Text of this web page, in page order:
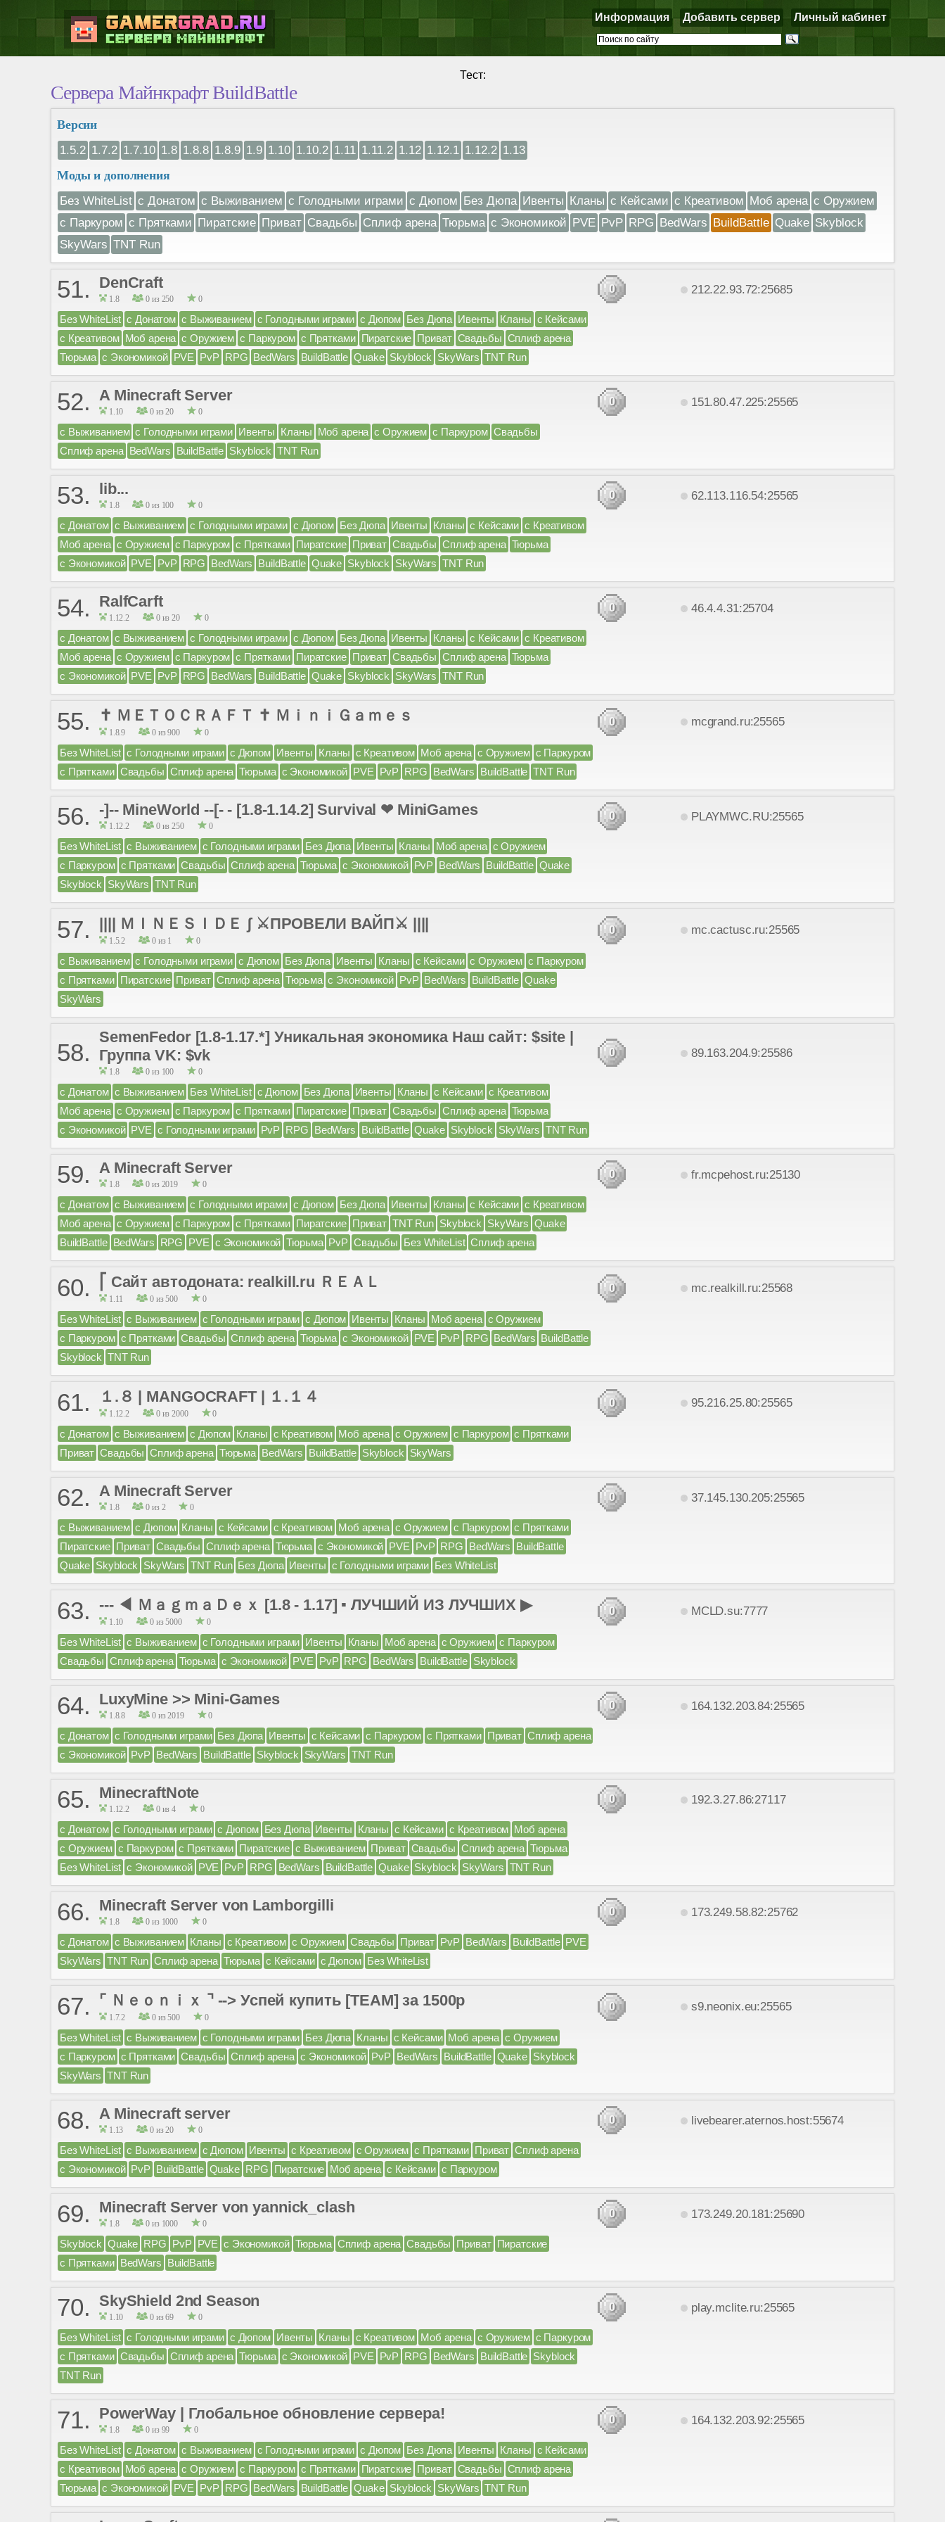
Информация Добавить сервер Личный кабинет
Тест:
Сервера Майнкрафт BuildBattle
Версии
1.5.2 1.7.2 1.7.10 1.8 1.8.8 1.8.9 1.9 1.10 1.10.2 1.11 1.11.2 1.12 1.12.1 1.12.2 1.13
Моды и дополнения
Без WhiteList с Донатом с Выживанием с Голодными играми с Дюпом Без Дюпа Ивенты Кланы с Кейсами с Креативом Моб арена с Оружием
с Паркуром с Прятками Пиратские Приват Свадьбы Сплиф арена Тюрьма с Экономикой PVE PvP RPG BedWars BuildBattle Quake Skyblock
SkyWars TNT Run
51. DenCraft
1.8 0 из 250 0
0 212.22.93.72:25685
Без WhiteList с Донатом с Выживанием с Голодными играми с Дюпом Без Дюпа Ивенты Кланы с Кейсами
с Креативом Моб арена с Оружием с Паркуром с Прятками Пиратские Приват Свадьбы Сплиф арена
Тюрьма с Экономикой PVE PvP RPG BedWars BuildBattle Quake Skyblock SkyWars TNT Run
52. A Minecraft Server
1.10 0 из 20 0
0 151.80.47.225:25565
с Выживанием с Голодными играми Ивенты Кланы Моб арена с Оружием с Паркуром Свадьбы
Сплиф арена BedWars BuildBattle Skyblock TNT Run
53. lib...
1.8 0 из 100 0
0 62.113.116.54:25565
с Донатом с Выживанием с Голодными играми с Дюпом Без Дюпа Ивенты Кланы с Кейсами с Креативом
Моб арена с Оружием с Паркуром с Прятками Пиратские Приват Свадьбы Сплиф арена Тюрьма
с Экономикой PVE PvP RPG BedWars BuildBattle Quake Skyblock SkyWars TNT Run
54. RalfCarft
1.12.2 0 из 20 0
0 46.4.4.31:25704
с Донатом с Выживанием с Голодными играми с Дюпом Без Дюпа Ивенты Кланы с Кейсами с Креативом
Моб арена с Оружием с Паркуром с Прятками Пиратские Приват Свадьбы Сплиф арена Тюрьма
с Экономикой PVE PvP RPG BedWars BuildBattle Quake Skyblock SkyWars TNT Run
55. ✝ ＭＥＴＯＣＲＡＦＴ ✝ ＭｉｎｉＧａｍｅｓ
1.8.9 0 из 900 0
0 mcgrand.ru:25565
Без WhiteList с Голодными играми с Дюпом Ивенты Кланы с Креативом Моб арена с Оружием с Паркуром
с Прятками Свадьбы Сплиф арена Тюрьма с Экономикой PVE PvP RPG BedWars BuildBattle TNT Run
56. -]-- MineWorld --[- - [1.8-1.14.2] Survival ❤ MiniGames
1.12.2 0 из 250 0
0 PLAYMWC.RU:25565
Без WhiteList с Выживанием с Голодными играми Без Дюпа Ивенты Кланы Моб арена с Оружием
с Паркуром с Прятками Свадьбы Сплиф арена Тюрьма с Экономикой PvP BedWars BuildBattle Quake
Skyblock SkyWars TNT Run
57. |||| ＭＩＮＥＳＩＤＥ ʃ ⚔ПРОВЕЛИ ВАЙП⚔ ||||
1.5.2 0 из 1 0
0 mc.cactusc.ru:25565
с Выживанием с Голодными играми с Дюпом Без Дюпа Ивенты Кланы с Кейсами с Оружием с Паркуром
с Прятками Пиратские Приват Сплиф арена Тюрьма с Экономикой PvP BedWars BuildBattle Quake
SkyWars
58.
SemenFedor [1.8-1.17.*] Уникальная экономика Наш сайт: $site |
Группа VK: $vk
1.8 0 из 100 0
0 89.163.204.9:25586
с Донатом с Выживанием Без WhiteList с Дюпом Без Дюпа Ивенты Кланы с Кейсами с Креативом
Моб арена с Оружием с Паркуром с Прятками Пиратские Приват Свадьбы Сплиф арена Тюрьма
с Экономикой PVE с Голодными играми PvP RPG BedWars BuildBattle Quake Skyblock SkyWars TNT Run
59. A Minecraft Server
1.8 0 из 2019 0
0 fr.mcpehost.ru:25130
с Донатом с Выживанием с Голодными играми с Дюпом Без Дюпа Ивенты Кланы с Кейсами с Креативом
Моб арена с Оружием с Паркуром с Прятками Пиратские Приват TNT Run Skyblock SkyWars Quake
BuildBattle BedWars RPG PVE с Экономикой Тюрьма PvP Свадьбы Без WhiteList Сплиф арена
60. ⎡ Сайт автодоната: realkill.ru ＲＥＡＬ
1.11 0 из 500 0
0 mc.realkill.ru:25568
Без WhiteList с Выживанием с Голодными играми с Дюпом Ивенты Кланы Моб арена с Оружием
с Паркуром с Прятками Свадьбы Сплиф арена Тюрьма с Экономикой PVE PvP RPG BedWars BuildBattle
Skyblock TNT Run
61. １.８ | MANGOCRAFT | １.１４
1.12.2 0 из 2000 0
0 95.216.25.80:25565
с Донатом с Выживанием с Дюпом Кланы с Креативом Моб арена с Оружием с Паркуром с Прятками
Приват Свадьбы Сплиф арена Тюрьма BedWars BuildBattle Skyblock SkyWars
62. A Minecraft Server
1.8 0 из 2 0
0 37.145.130.205:25565
с Выживанием с Дюпом Кланы с Кейсами с Креативом Моб арена с Оружием с Паркуром с Прятками
Пиратские Приват Свадьбы Сплиф арена Тюрьма с Экономикой PVE PvP RPG BedWars BuildBattle
Quake Skyblock SkyWars TNT Run Без Дюпа Ивенты с Голодными играми Без WhiteList
63. --- ◀ ＭａｇｍａＤｅｘ [1.8 - 1.17] ▪ ЛУЧШИЙ ИЗ ЛУЧШИХ ▶
1.10 0 из 5000 0
0 MCLD.su:7777
Без WhiteList с Выживанием с Голодными играми Ивенты Кланы Моб арена с Оружием с Паркуром
Свадьбы Сплиф арена Тюрьма с Экономикой PVE PvP RPG BedWars BuildBattle Skyblock
64. LuxyMine >> Mini-Games
1.8.8 0 из 2019 0
0 164.132.203.84:25565
с Донатом с Голодными играми Без Дюпа Ивенты с Кейсами с Паркуром с Прятками Приват Сплиф арена
с Экономикой PvP BedWars BuildBattle Skyblock SkyWars TNT Run
65. MinecraftNote
1.12.2 0 из 4 0
0 192.3.27.86:27117
с Донатом с Голодными играми с Дюпом Без Дюпа Ивенты Кланы с Кейсами с Креативом Моб арена
с Оружием с Паркуром с Прятками Пиратские с Выживанием Приват Свадьбы Сплиф арена Тюрьма
Без WhiteList с Экономикой PVE PvP RPG BedWars BuildBattle Quake Skyblock SkyWars TNT Run
66. Minecraft Server von Lamborgilli
1.8 0 из 1000 0
0 173.249.58.82:25762
с Донатом с Выживанием Кланы с Креативом с Оружием Свадьбы Приват PvP BedWars BuildBattle PVE
SkyWars TNT Run Сплиф арена Тюрьма с Кейсами с Дюпом Без WhiteList
67. ⌜ Ｎｅｏｎｉｘ ⌝ --> Успей купить [TEAM] за 1500р
1.7.2 0 из 500 0
0 s9.neonix.eu:25565
Без WhiteList с Выживанием с Голодными играми Без Дюпа Кланы с Кейсами Моб арена с Оружием
с Паркуром с Прятками Свадьбы Сплиф арена с Экономикой PvP BedWars BuildBattle Quake Skyblock
SkyWars TNT Run
68. A Minecraft server
1.13 0 из 20 0
0 livebearer.aternos.host:55674
Без WhiteList с Выживанием с Дюпом Ивенты с Креативом с Оружием с Прятками Приват Сплиф арена
с Экономикой PvP BuildBattle Quake RPG Пиратские Моб арена с Кейсами с Паркуром
69. Minecraft Server von yannick_clash
1.8 0 из 1000 0
0 173.249.20.181:25690
Skyblock Quake RPG PvP PVE с Экономикой Тюрьма Сплиф арена Свадьбы Приват Пиратские
с Прятками BedWars BuildBattle
70. SkyShield 2nd Season
1.10 0 из 69 0
0 play.mclite.ru:25565
Без WhiteList с Голодными играми с Дюпом Ивенты Кланы с Креативом Моб арена с Оружием с Паркуром
с Прятками Свадьбы Сплиф арена Тюрьма с Экономикой PVE PvP RPG BedWars BuildBattle Skyblock
TNT Run
71. PowerWay | Глобальное обновление сервера!
1.8 0 из 99 0
0 164.132.203.92:25565
Без WhiteList с Донатом с Выживанием с Голодными играми с Дюпом Без Дюпа Ивенты Кланы с Кейсами
с Креативом Моб арена с Оружием с Паркуром с Прятками Пиратские Приват Свадьбы Сплиф арена
Тюрьма с Экономикой PVE PvP RPG BedWars BuildBattle Quake Skyblock SkyWars TNT Run